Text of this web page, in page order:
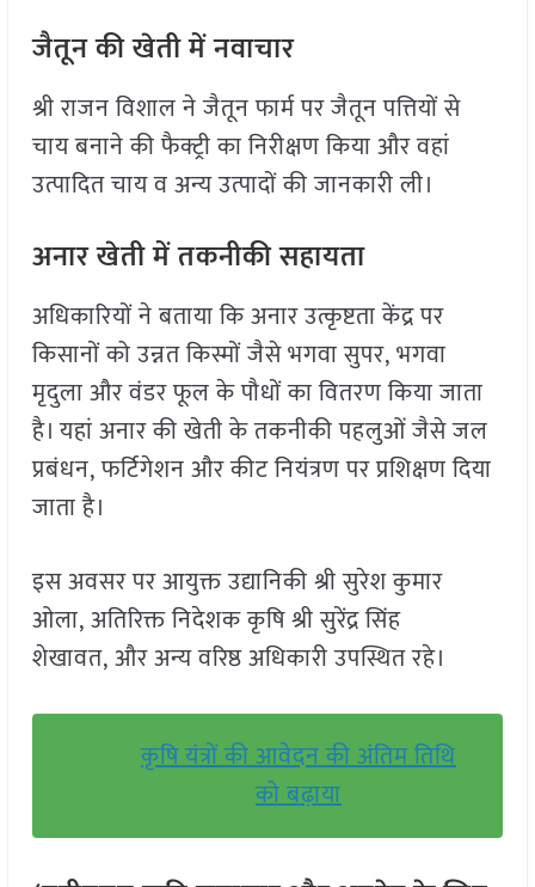
जैतून की खेती में नवाचार
श्री राजन विशाल ने जैतून फार्म पर जैतून पत्तियों से
चाय बनाने की फैक्ट्री का निरीक्षण किया और वहां
उत्पादित चाय व अन्य उत्पादों की जानकारी ली।
अनार खेती में तकनीकी सहायता
अधिकारियों ने बताया कि अनार उत्कृष्टता केंद्र पर
किसानों को उन्नत किस्मों जैसे भगवा सुपर, भगवा
मृदुला और वंडर फूल के पौधों का वितरण किया जाता
है। यहां अनार की खेती के तकनीकी पहलुओं जैसे जल
प्रबंधन, फर्टिगेशन और कीट नियंत्रण पर प्रशिक्षण दिया
जाता है।
इस अवसर पर आयुक्त उद्यानिकी श्री सुरेश कुमार
ओला, अतिरिक्त निदेशक कृषि श्री सुरेंद्र सिंह
शेखावत, और अन्य वरिष्ठ अधिकारी उपस्थित रहे।
कृषि यंत्रों की आवेदन की अंतिम तिथि
को बढ़ाया